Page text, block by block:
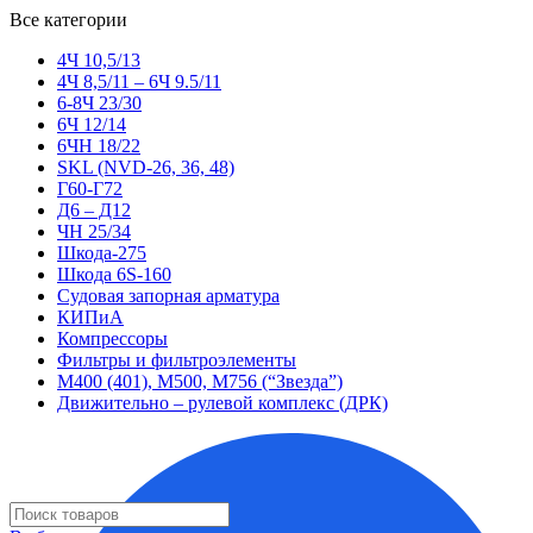
Все категории
4Ч 10,5/13
4Ч 8,5/11 – 6Ч 9.5/11
6-8Ч 23/30
6Ч 12/14
6ЧН 18/22
SKL (NVD-26, 36, 48)
Г60-Г72
Д6 – Д12
ЧН 25/34
Шкода-275
Шкода 6S-160
Судовая запорная арматура
КИПиА
Компрессоры
Фильтры и фильтроэлементы
М400 (401), М500, М756 (“Звезда”)
Движительно – рулевой комплекс (ДРК)